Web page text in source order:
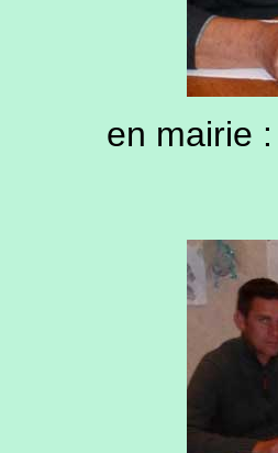
en mairie